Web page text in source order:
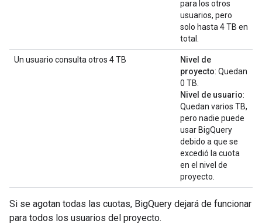
para los otros
usuarios, pero
solo hasta 4 TB en
total.
Un usuario consulta otros 4 TB
Nivel de
proyecto: Quedan
0 TB.
Nivel de usuario:
Quedan varios TB,
pero nadie puede
usar BigQuery
debido a que se
excedió la cuota
en el nivel de
proyecto.
Si se agotan todas las cuotas, BigQuery dejará de funcionar
para todos los usuarios del proyecto.